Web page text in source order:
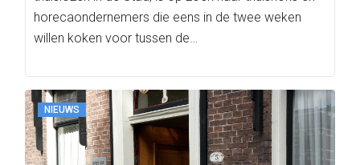
horecaondernemers die eens in de twee weken
willen koken voor tussen de…
NIEUWS